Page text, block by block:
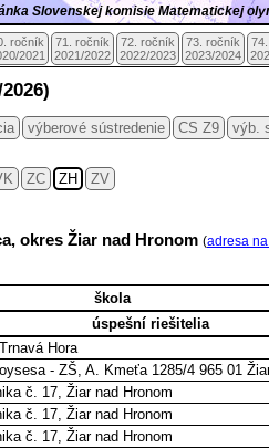
Slovenskej komisie Matematickej
ročník
2021
71. ročník
2021/2022
72. ročník
2022/2023
73. ročník
2023/2024
výberové sústredenie CS Z9 výb.
ZC ZH
ZV
okres Žiar nad Hronom (adresa
škola
úspešní riešitelia
Hora
- ZŠ, A. Kmeťa 1285/4 965 01
č. 17, Žiar nad Hronom
č. 17, Žiar nad Hronom
č. 17, Žiar nad Hronom